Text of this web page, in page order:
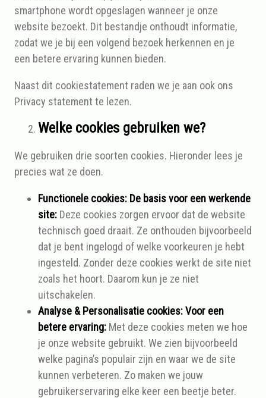
smartphone wordt opgeslagen wanneer je onze
website bezoekt. Dit bestandje onthoudt informatie,
zodat we je bij een volgend bezoek herkennen en je
een betere ervaring kunnen bieden.
Naast dit cookiestatement raden we je aan ook ons
Privacy statement te lezen.
Welke cookies gebruiken we?
We gebruiken drie soorten cookies. Hieronder lees je
precies wat ze doen.
Functionele cookies: De basis voor een werkende
site: Deze cookies zorgen ervoor dat de website
technisch goed draait. Ze onthouden bijvoorbeeld
dat je bent ingelogd of welke voorkeuren je hebt
ingesteld. Zonder deze cookies werkt de site niet
zoals het hoort. Daarom kun je ze niet
uitschakelen.
Analyse & Personalisatie cookies: Voor een
betere ervaring: Met deze cookies meten we hoe
je onze website gebruikt. We zien bijvoorbeeld
welke pagina’s populair zijn en waar we de site
kunnen verbeteren. Zo maken we jouw
gebruikerservaring elke keer een beetje beter.